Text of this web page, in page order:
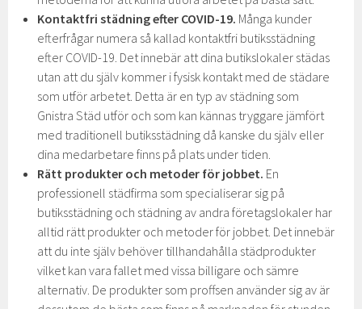
Kontaktfri städning efter COVID-19. Många kunder
efterfrågar numera så kallad kontaktfri butiksstädning
efter COVID-19. Det innebär att dina butikslokaler städas
utan att du själv kommer i fysisk kontakt med de städare
som utför arbetet. Detta är en typ av städning som
Gnistra Städ utför och som kan kännas tryggare jämfört
med traditionell butiksstädning då kanske du själv eller
dina medarbetare finns på plats under tiden.
Rätt produkter och metoder för jobbet. En
professionell städfirma som specialiserar sig på
butiksstädning och städning av andra företagslokaler har
alltid rätt produkter och metoder för jobbet. Det innebär
att du inte själv behöver tillhandahålla städprodukter
vilket kan vara fallet med vissa billigare och sämre
alternativ. De produkter som proffsen använder sig av är